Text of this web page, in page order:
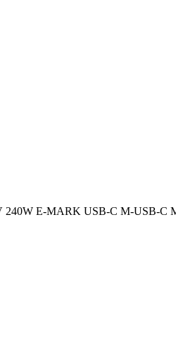
240W E-MARK USB-C M-USB-C